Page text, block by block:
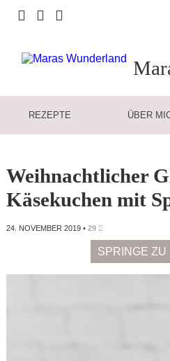
REZEPTE ÜBER
Weihnachtlicher
Käsekuchen mit
24. NOVEMBER 2019• 29
SPRINGE ZU